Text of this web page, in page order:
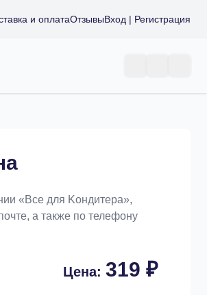
и оплатаОтзывыВход | Регистрация
«Bce для Koндитeрa»,
а также по телефону
Цена: 319 ₽